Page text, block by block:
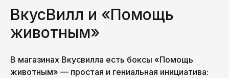
ВкусВилл и «Помощь
животным»
В магазинах Вкусвилла есть боксы «Помощь
животным» — простая и гениальная инициатива: